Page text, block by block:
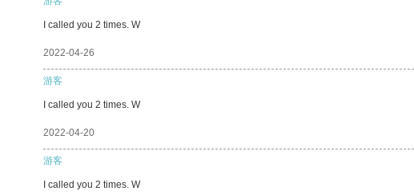
I called you 2 times. W
2022-04-26
游客
I called you 2 times. W
2022-04-20
游客
I called you 2 times. W